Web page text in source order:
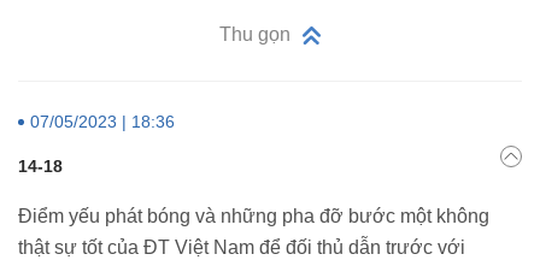
Thu gọn
07/05/2023 | 18:36
14-18
Điểm yếu phát bóng và những pha đỡ bước một không
thật sự tốt của ĐT Việt Nam để đối thủ dẫn trước với